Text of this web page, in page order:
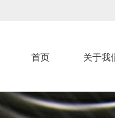
首页 关于我